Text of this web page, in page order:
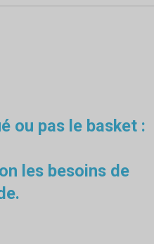
ou pas le basket :
les besoins de